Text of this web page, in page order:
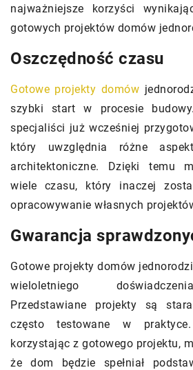
najważniejsze korzyści
gotowych projektów domów
Oszczędność czasu
Gotowe projekty domów
szybki start w procesie
specjaliści już wcześniej
który uwzględnia różne
architektoniczne. Dzięki temu
wiele czasu, który inaczej
opracowywanie własnych
Gwarancja
Gotowe projekty domów
wieloletniego
Przedstawiane projekty są
często testowane w
korzystając z gotowego projektu,
że dom będzie spełniał